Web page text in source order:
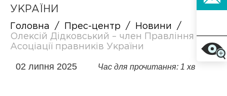
УКРАЇНИ
Головна / Прес-центр / Новини
/
Олексій Дідковський – член Правління
Асоціації правників України
02 липня 2025 Час для прочитання: 1 хв